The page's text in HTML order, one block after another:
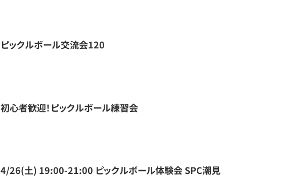
ピックルボール交流会120
初心者歓迎！ピックルボール練習会
4/26(土) 19:00-21:00 ピックルボール体験会 SPC潮見